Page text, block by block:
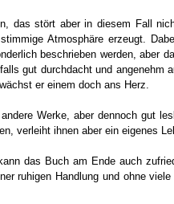
das stört aber in diesem Fall
Atmosphäre erzeugt.
beschrieben werden, aber
gut durchdacht und angenehm
er einem doch ans Herz.
Werke, aber dennoch gut
verleiht ihnen aber ein eigenes
das Buch am Ende auch
ruhigen Handlung und ohne